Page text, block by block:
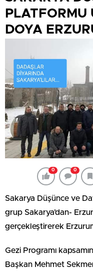
PLATFORMU
DOYA
0 0
Sakarya Düşünce ve
grup Sakarya’dan-
gerçekleştirerek
Gezi Programı
Başkan Mehmet